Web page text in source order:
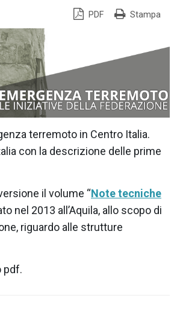
PDF Stampa
terremoto in Centro Italia.
con la descrizione delle prime
il volume “Note tecniche
nel 2013 all’Aquila, allo scopo di
riguardo alle strutture
pdf.